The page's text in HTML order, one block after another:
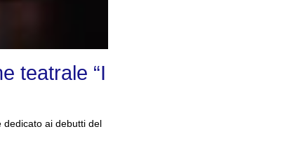
teatrale “I
dedicato ai debutti del